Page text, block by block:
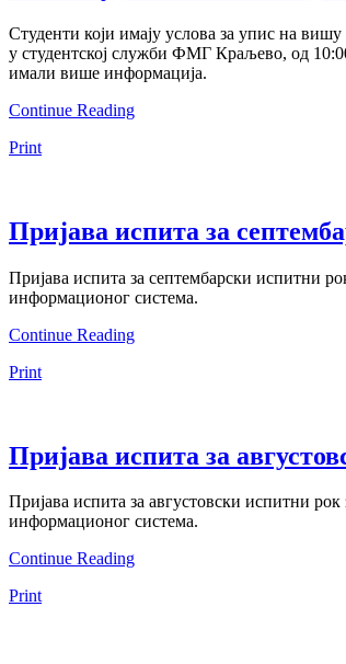
Студенти који имају услова за упис на
у студентској служби ФМГ Краљево, од
имали више информација.
Continue Reading
Print
Пријава испита за
Пријава испита за септембарски испитни
информационог система.
Continue Reading
Print
Пријава испита за
Пријава испита за августовски испитни
информационог система.
Continue Reading
Print